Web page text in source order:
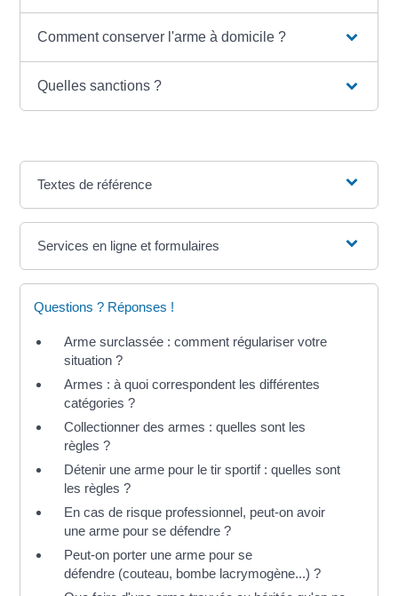
Comment conserver l'arme à domicile ?
Quelles sanctions ?
Textes de référence
Services en ligne et formulaires
Questions ? Réponses !
Arme surclassée : comment régulariser votre
situation ?
Armes : à quoi correspondent les différentes
catégories ?
Collectionner des armes : quelles sont les
règles ?
Détenir une arme pour le tir sportif : quelles sont
les règles ?
En cas de risque professionnel, peut-on avoir
une arme pour se défendre ?
Peut-on porter une arme pour se
défendre (couteau, bombe lacrymogène...) ?